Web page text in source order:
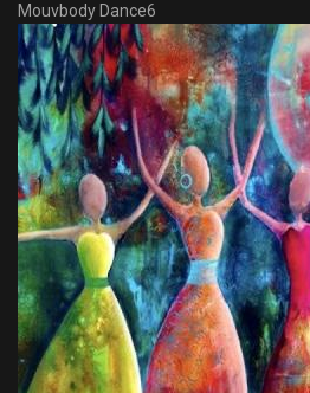
Mouvbody Dance6